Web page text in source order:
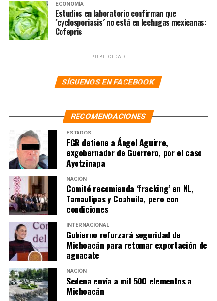
ECONOMÍA
Estudios en laboratorio confirman que
´cyclosporiasis´ no está en lechugas mexicanas:
Cofepris
PUBLICIDAD
SÍGUENOS EN FACEBOOK
RECOMENDACIONES
ESTADOS
FGR detiene a Ángel Aguirre,
exgobernador de Guerrero, por el caso
Ayotzinapa
NACIÓN
Comité recomienda ‘fracking’ en NL,
Tamaulipas y Coahuila, pero con
condiciones
INTERNACIONAL
Gobierno reforzará seguridad de
Michoacán para retomar exportación de
aguacate
NACIÓN
Sedena envía a mil 500 elementos a
Michoacán